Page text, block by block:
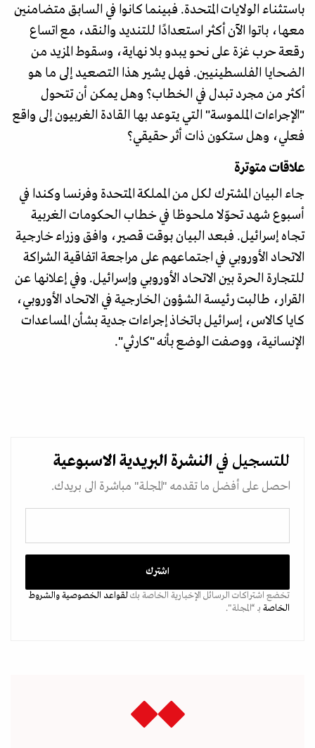
باستثناء الولايات المتحدة. فبينما كانوا في السابق متضامنين
معها، باتوا الآن أكثر استعدادًا للتنديد والنقد، مع اتساع
رقعة حرب غزة على نحو يبدو بلا نهاية، وسقوط المزيد من
الضحايا الفلسطينيين. فهل يشير هذا التصعيد إلى ما هو
أكثر من مجرد تبدل في الخطاب؟ وهل يمكن أن تتحول
"الإجراءات الملموسة" التي يتوعد بها القادة الغربيون إلى واقع
فعلي، وهل ستكون ذات أثر حقيقي؟
علاقات متوترة
جاء البيان المشترك لكل من المملكة المتحدة وفرنسا وكندا في
أسبوع شهد تحوّلا ملحوظا في خطاب الحكومات الغربية
تجاه إسرائيل. فبعد البيان بوقت قصير، وافق وزراء خارجية
الاتحاد الأوروبي في اجتماعهم على مراجعة اتفاقية الشراكة
للتجارة الحرة بين الاتحاد الأوروبي وإسرائيل. وفي إعلانها عن
القرار، طالبت رئيسة الشؤون الخارجية في الاتحاد الأوروبي،
كايا كالاس، إسرائيل باتخاذ إجراءات جدية بشأن المساعدات
الإنسانية، ووصفت الوضع بأنه "كارثي".
للتسجيل في النشرة البريدية الاسبوعية
احصل على أفضل ما تقدمه "المجلة" مباشرة الى بريدك.
تخضع اشتراكات الرسائل الإخبارية الخاصة بكلقواعد الخصوصيةوالشروط
الخاصة بـ “المجلة".